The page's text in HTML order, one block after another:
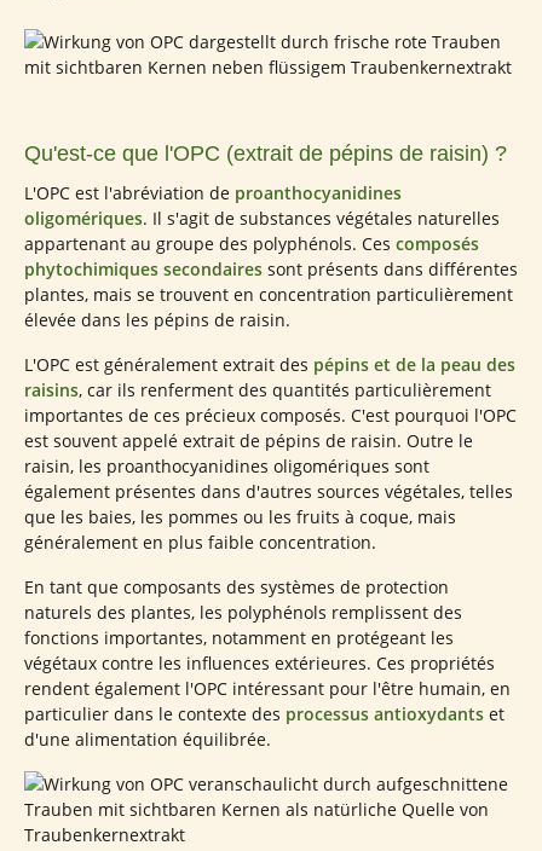
Qu'est-ce que l'OPC (extrait de pépins de raisin) ?
L'OPC est l'abréviation de proanthocyanidines
oligomériques. Il s'agit de substances végétales naturelles
appartenant au groupe des polyphénols. Ces composés
phytochimiques secondaires sont présents dans différentes
plantes, mais se trouvent en concentration particulièrement
élevée dans les pépins de raisin.
L'OPC est généralement extrait des pépins et de la peau des
raisins, car ils renferment des quantités particulièrement
importantes de ces précieux composés. C'est pourquoi l'OPC
est souvent appelé extrait de pépins de raisin. Outre le
raisin, les proanthocyanidines oligomériques sont
également présentes dans d'autres sources végétales, telles
que les baies, les pommes ou les fruits à coque, mais
généralement en plus faible concentration.
En tant que composants des systèmes de protection
naturels des plantes, les polyphénols remplissent des
fonctions importantes, notamment en protégeant les
végétaux contre les influences extérieures. Ces propriétés
rendent également l'OPC intéressant pour l'être humain, en
particulier dans le contexte des processus antioxydants et
d'une alimentation équilibrée.